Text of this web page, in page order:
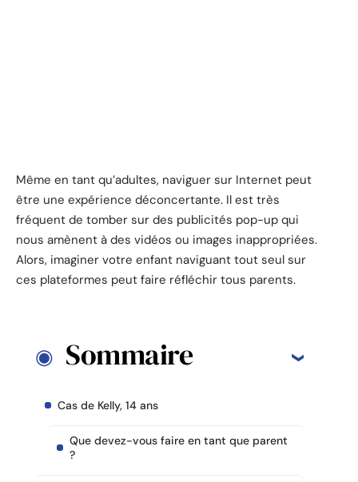
Même en tant qu’adultes, naviguer sur Internet peut
être une expérience déconcertante. Il est très
fréquent de tomber sur des publicités pop-up qui
nous amènent à des vidéos ou images inappropriées.
Alors, imaginer votre enfant naviguant tout seul sur
ces plateformes peut faire réfléchir tous parents.
Sommaire
Cas de Kelly, 14 ans
Que devez-vous faire en tant que parent
?